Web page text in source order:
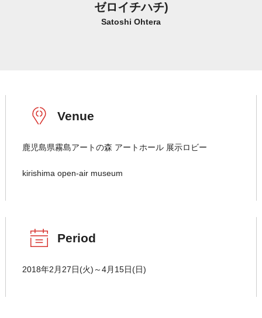
ゼロイチハチ)
Satoshi Ohtera
Venue
鹿児島県霧島アートの森 アートホール 展示ロビー
kirishima open-air museum
Period
2018年2月27日(火)～4月15日(日)